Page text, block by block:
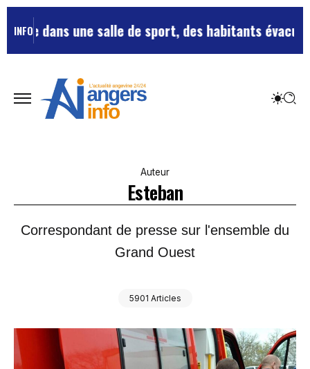
INFOune salle de sport, des habitants évacués dans
Auteur
Esteban
Correspondant de presse sur l'ensemble du
Grand Ouest
5901 Articles